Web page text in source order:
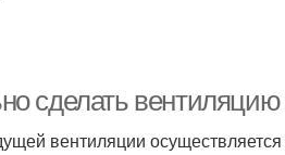
сделать
вентиляции